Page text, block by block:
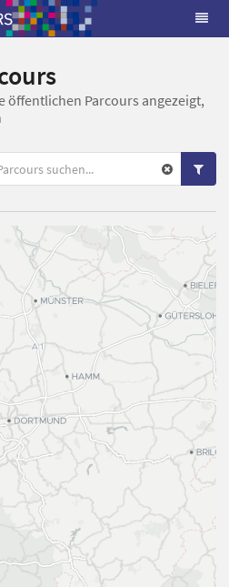
öffentlichen Parcours angezeigt,